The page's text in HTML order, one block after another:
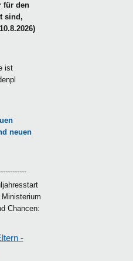
für den
sind,
ist
neuen
Chancen:
-